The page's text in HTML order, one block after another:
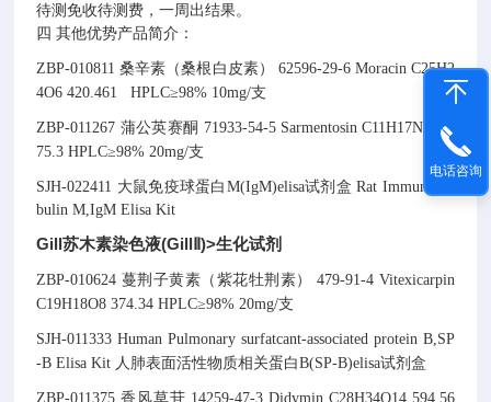
待测免收待测费，一周出结果。
四 其他优势产品简介：
ZBP-010811 桑辛素（桑根白皮素） 62596-29-6 Moracin C25H2
4O6 420.461 HPLC≥98% 10mg/支
ZBP-011267 蒲公英赛酮 71933-54-5 Sarmentosin C11H17NO7 2
75.3 HPLC≥98% 20mg/支
SJH-022411 大鼠免疫球蛋白M(IgM)elisa试剂盒 Rat Immunoglo
bulin M,IgM Elisa Kit
Gill苏木素染色液(GillⅡ)>生化试剂
ZBP-010624 蔓荆子黄素（紫花牡荆素） 479-91-4 Vitexicarpin
C19H18O8 374.34 HPLC≥98% 20mg/支
SJH-011333 Human Pulmonary surfatcant-associated protein B,SP
-B Elisa Kit 人肺表面活性物质相关蛋白B(SP-B)elisa试剂盒
ZBP-011375 香风草苷 14259-47-3 Didymin C28H34O14 594.56
电话咨询